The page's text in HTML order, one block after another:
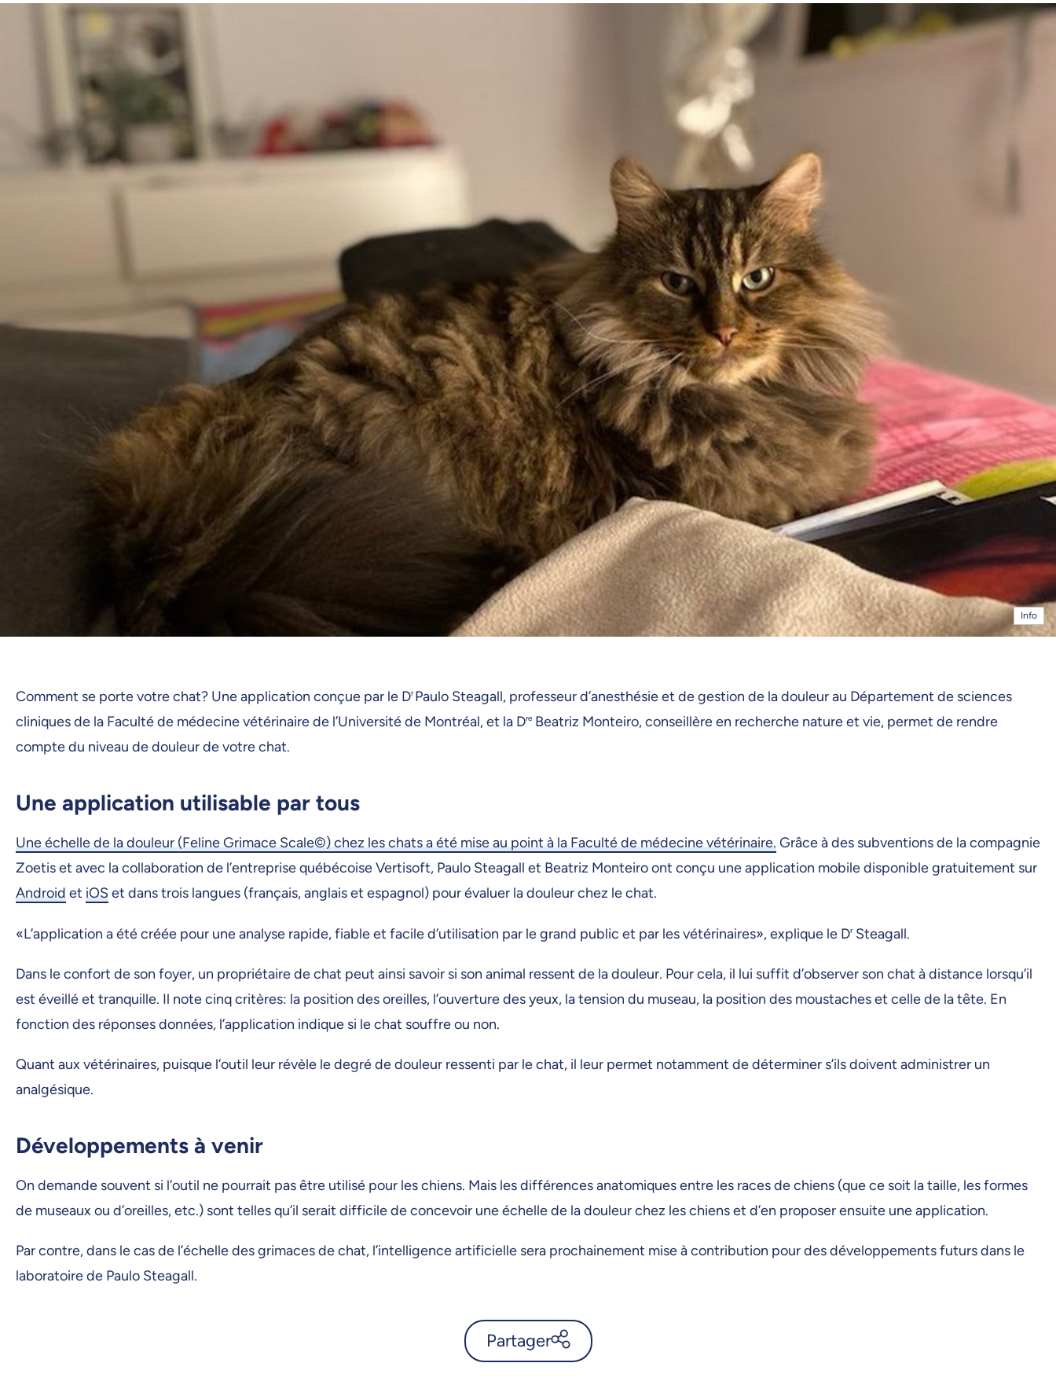
Info
Comment se porte votre chat? Une application conçue par le DrPaulo Steagall, professeur d’anesthésie et de gestion de la douleur au Département de sciences
cliniques de la Faculté de médecine vétérinaire de l’Université de Montréal, et la Dre Beatriz Monteiro, conseillère en recherche nature et vie, permet de rendre
compte du niveau de douleur de votre chat.
Une application utilisable par tous
Une échelle de la douleur (Feline Grimace Scale©) chez les chats a été mise au point à la Faculté de médecine vétérinaire. Grâce à des subventions de la compagnie
Zoetis et avec la collaboration de l’entreprise québécoise Vertisoft, Paulo Steagall et Beatriz Monteiro ont conçu une application mobile disponible gratuitement sur
Android et iOS et dans trois langues (français, anglais et espagnol) pour évaluer la douleur chez le chat.
«L’application a été créée pour une analyse rapide, fiable et facile d’utilisation par le grand public et par les vétérinaires», explique le DrSteagall.
Dans le confort de son foyer, un propriétaire de chat peut ainsi savoir si son animal ressent de la douleur. Pour cela, il lui suffit d’observer son chat à distance lorsqu’il
est éveillé et tranquille. Il note cinq critères: la position des oreilles, l’ouverture des yeux, la tension du museau, la position des moustaches et celle de la tête. En
fonction des réponses données, l’application indique si le chat souffre ou non.
Quant aux vétérinaires, puisque l’outil leur révèle le degré de douleur ressenti par le chat, il leur permet notamment de déterminer s’ils doivent administrer un
analgésique.
Développements à venir
On demande souvent si l’outil ne pourrait pas être utilisé pour les chiens. Mais les différences anatomiques entre les races de chiens (que ce soit la taille, les formes
de museaux ou d’oreilles, etc.) sont telles qu’il serait difficile de concevoir une échelle de la douleur chez les chiens et d’en proposer ensuite une application.
Par contre, dans le cas de l’échelle des grimaces de chat, l’intelligence artificielle sera prochainement mise à contribution pour des développements futurs dans le
laboratoire de Paulo Steagall.
Partager